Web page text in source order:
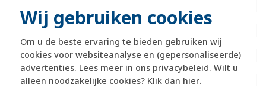
Wij gebruiken cookies
Om u de beste ervaring te bieden gebruiken wij
cookies voor websiteanalyse en (gepersonaliseerde)
advertenties. Lees meer in ons privacybeleid. Wilt u
alleen noodzakelijke cookies? Klik dan hier.
RAL-nummer (vergelijkbaar)
9010
Met stofbescherming
Met opdruk
Nee
Incl. connectoren
Nee
Draagring
Nee
Transparant
Nee